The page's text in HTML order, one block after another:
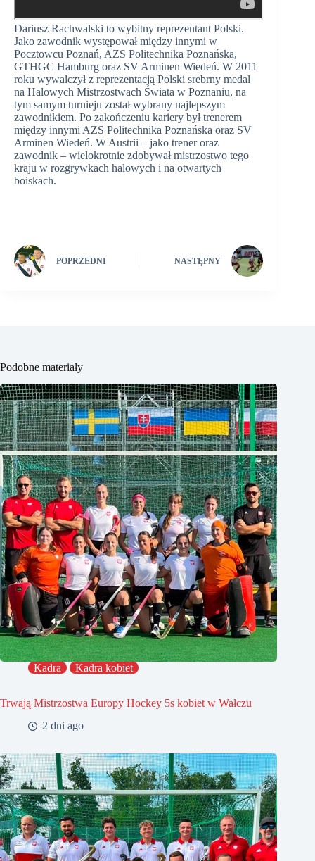
Dariusz Rachwalski to wybitny reprezentant Polski.
Jako zawodnik występował między innymi w
Pocztowcu Poznań, AZS Politechnika Poznańska,
GTHGC Hamburg oraz SV Arminen Wiedeń. W 2011
roku wywalczył z reprezentacją Polski srebrny medal
na Halowych Mistrzostwach Świata w Poznaniu, na
tym samym turnieju został wybrany najlepszym
zawodnikiem. Po zakończeniu kariery był trenerem
między innymi AZS Politechnika Poznańska oraz SV
Arminen Wiedeń. W Austrii – jako trener oraz
zawodnik – wielokrotnie zdobywał mistrzostwo tego
kraju w rozgrywkach halowych i na otwartych
boiskach.
POPRZEDNI NASTĘPNY
Podobne materiały
Kadra Kadra kobiet
Trwają Mistrzostwa Europy Hockey 5s kobiet w Wałczu
2 dni ago